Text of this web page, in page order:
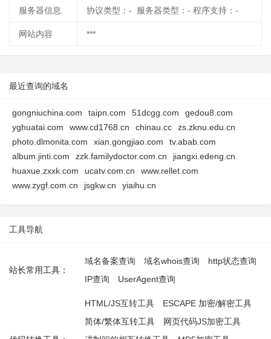
服务器信息 协议类型：- 服务器类型：- 程序支持：-
网站内容 ***
最近查询的域名
gongniuchina.com taipn.com 51dcgg.com
gedou8.com
yghuatai.com
www.cd1768.cn chinau.cc
zs.zknu.edu.cn
photo.dlmonita.com
xian.gongjiao.com
tv.abab.com
album.jinti.com
zzk.familydoctor.com.cn
jiangxi.edeng.cn
huaxue.zxxk.com
ucatv.com.cn
www.rellet.com
www.zygf.com.cn
jsgkw.cn yiaihu.cn
工具导航
站长常用工具：
域名备案查询 域名whois查询
http状态查询
IP查询
UserAgent查询
HTML/JS互转工具
ESCAPE 加密/解密工具
简体/繁体互转工具
网页代码JS加密工具